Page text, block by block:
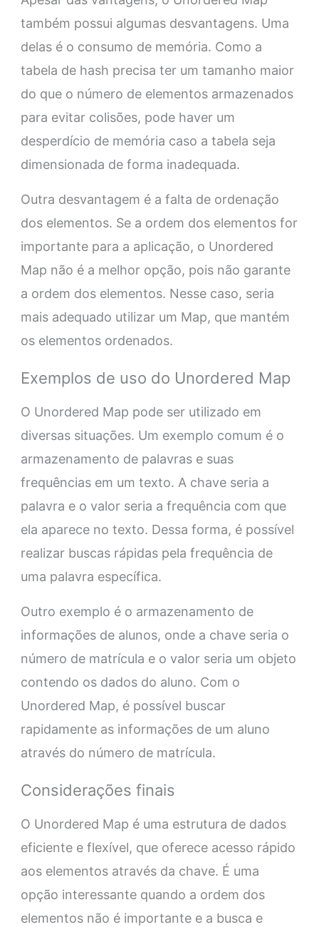
também possui algumas desvantagens. Uma
delas é o consumo de memória. Como a
tabela de hash precisa ter um tamanho maior
do que o número de elementos armazenados
para evitar colisões, pode haver um
desperdício de memória caso a tabela seja
dimensionada de forma inadequada.
Outra desvantagem é a falta de ordenação
dos elementos. Se a ordem dos elementos for
importante para a aplicação, o Unordered
Map não é a melhor opção, pois não garante
a ordem dos elementos. Nesse caso, seria
mais adequado utilizar um Map, que mantém
os elementos ordenados.
Exemplos de uso do Unordered Map
O Unordered Map pode ser utilizado em
diversas situações. Um exemplo comum é o
armazenamento de palavras e suas
frequências em um texto. A chave seria a
palavra e o valor seria a frequência com que
ela aparece no texto. Dessa forma, é possível
realizar buscas rápidas pela frequência de
uma palavra específica.
Outro exemplo é o armazenamento de
informações de alunos, onde a chave seria o
número de matrícula e o valor seria um objeto
contendo os dados do aluno. Com o
Unordered Map, é possível buscar
rapidamente as informações de um aluno
através do número de matrícula.
Considerações finais
O Unordered Map é uma estrutura de dados
eficiente e flexível, que oferece acesso rápido
aos elementos através da chave. É uma
opção interessante quando a ordem dos
elementos não é importante e a busca e